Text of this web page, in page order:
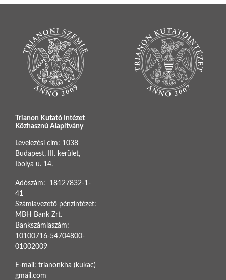
Trianon Kutató Intézet
Közhasznú Alapítvány
Levelezési cím: 1038
Budapest, III. kerület,
Ibolya u. 14.
Adószám: 18127832-1-
41
Számlavezető pénzintézet:
MBH Bank Zrt.
Bankszámlaszám:
10100716-54704800-
01002009
E-mail: trianonkha (kukac)
gmail.com